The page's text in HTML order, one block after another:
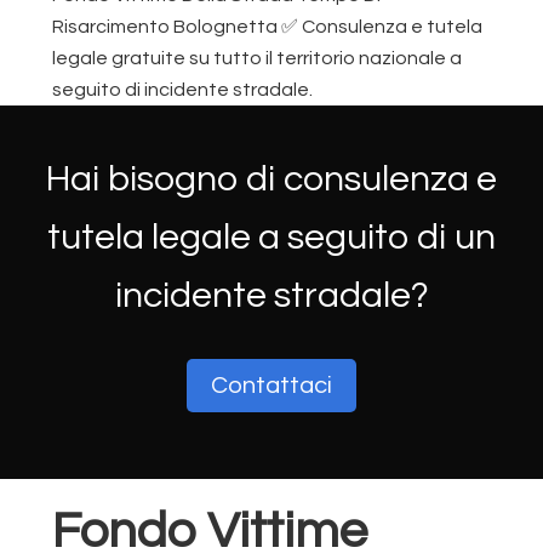
Risarcimento Bolognetta ✅ Consulenza e tutela
legale gratuite su tutto il territorio nazionale a
seguito di incidente stradale.
Hai bisogno di consulenza e
tutela legale a seguito di un
incidente stradale?
Contattaci
Fondo Vittime